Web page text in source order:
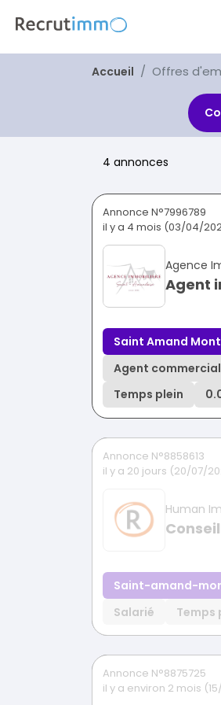
Accueil Offres
4 annonces
Annonce N°7996789
il y a 4 mois (03/04/
Agence
Agent
Saint Amand
Agent commercial
Temps plein
Annonce N°8858613
il y a 20 jours (20/07/
Human
Saint-amand-
Salarié
Temps
Annonce N°8875725
il y a environ 2 mois